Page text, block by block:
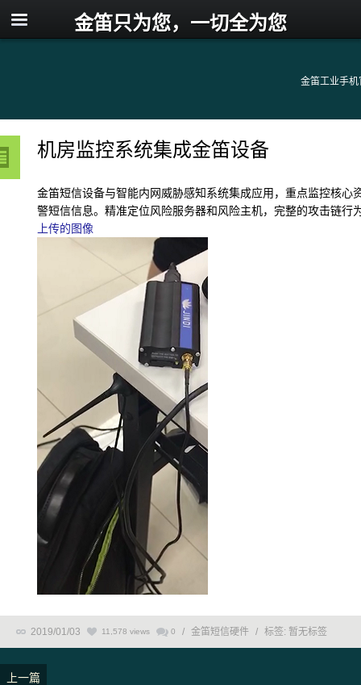
金笛工业手机
金笛只为您，一切全为您
机房监控系统集成金笛设备
金笛短信设备与智能内网威胁感知系统集成应用，重点监控核
警短信信息。精准定位风险服务器和风险主机，完整的攻击链
上传的图像
2019/01/03 11,578 views 0 / 金笛短信硬件 / 标签: 暂无标签
上一篇